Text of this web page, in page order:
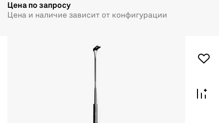
Цена по запросу
Цена и наличие зависит от конфигурации